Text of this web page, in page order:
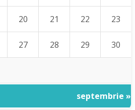
20 21 22 23
27 28 29 30
septembrie »